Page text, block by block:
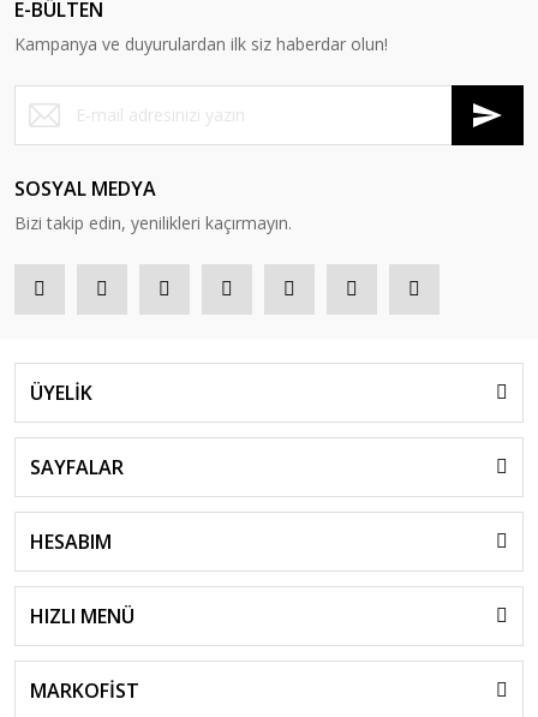
E-BÜLTEN
Kampanya ve duyurulardan ilk siz haberdar olun!
SOSYAL MEDYA
Bizi takip edin, yenilikleri kaçırmayın.
ÜYELİK
SAYFALAR
HESABIM
HIZLI MENÜ
MARKOFİST